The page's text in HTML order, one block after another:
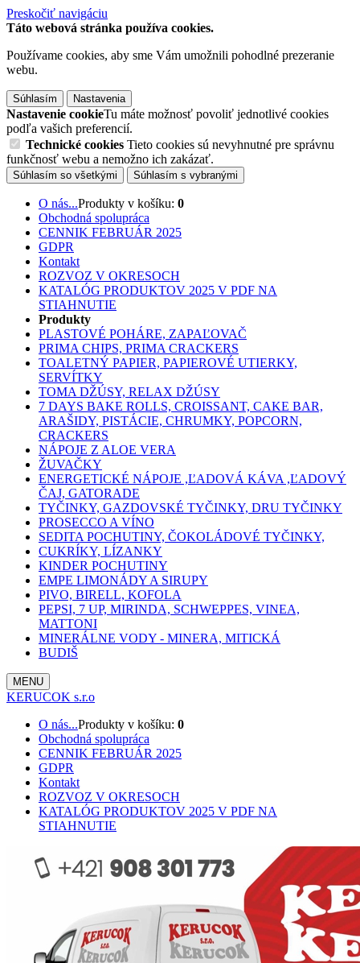
Preskočiť navigáciu
Táto webová stránka používa cookies.
Používame cookies, aby sme Vám umožnili pohodlné prezeranie
webu.
Súhlasím Nastavenia
Nastavenie cookieTu máte možnosť povoliť jednotlivé cookies
podľa vašich preferencií.
Technické cookies Tieto cookies sú nevyhnutné pre správnu
funkčnosť webu a nemožno ich zakázať.
Súhlasím so všetkými Súhlasím s vybranými
O nás...Produkty v košíku: 0
Obchodná spolupráca
CENNIK FEBRUÁR 2025
GDPR
Kontakt
ROZVOZ V OKRESOCH
KATALÓG PRODUKTOV 2025 V PDF NA
STIAHNUTIE
Produkty
PLASTOVÉ POHÁRE, ZAPAĽOVAČ
PRIMA CHIPS, PRIMA CRACKERS
TOALETNÝ PAPIER, PAPIEROVÉ UTIERKY,
SERVÍTKY
TOMA DŽÚSY, RELAX DŽÚSY
7 DAYS BAKE ROLLS, CROISSANT, CAKE BAR,
ARAŠIDY, PISTÁCIE, CHRUMKY, POPCORN,
CRACKERS
NÁPOJE Z ALOE VERA
ŽUVAČKY
ENERGETICKÉ NÁPOJE ,ĽADOVÁ KÁVA ,ĽADOVÝ
ČAJ, GATORADE
TYČINKY, GAZDOVSKÉ TYČINKY, DRU TYČINKY
PROSECCO A VÍNO
SEDITA POCHUTINY, ČOKOLÁDOVÉ TYČINKY,
CUKRÍKY, LÍZANKY
KINDER POCHUTINY
EMPE LIMONÁDY A SIRUPY
PIVO, BIRELL, KOFOLA
PEPSI, 7 UP, MIRINDA, SCHWEPPES, VINEA,
MATTONI
MINERÁLNE VODY - MINERA, MITICKÁ
BUDIŠ
MENU
KERUCOK s.r.o
O nás...Produkty v košíku: 0
Obchodná spolupráca
CENNIK FEBRUÁR 2025
GDPR
Kontakt
ROZVOZ V OKRESOCH
KATALÓG PRODUKTOV 2025 V PDF NA
STIAHNUTIE